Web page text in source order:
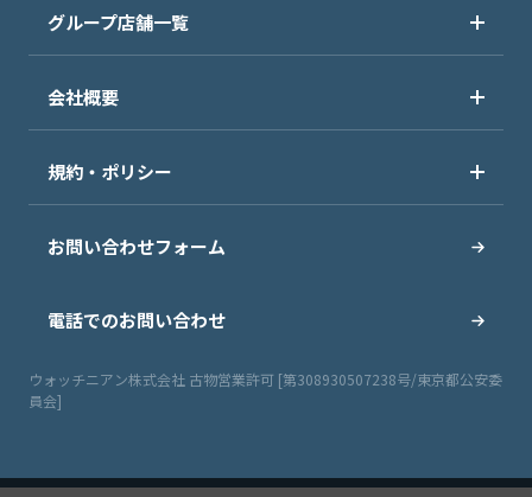
グループ店舗一覧
会社概要
規約・ポリシー
お問い合わせフォーム
電話でのお問い合わせ
ウォッチニアン株式会社 古物営業許可 [第308930507238号/東京都公安委
員会]